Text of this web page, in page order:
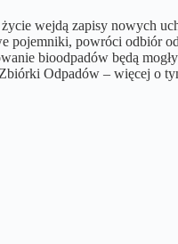
wejdą zapisy nowych
pojemniki, powróci odbiór
bioodpadów będą
Odpadów – więcej o